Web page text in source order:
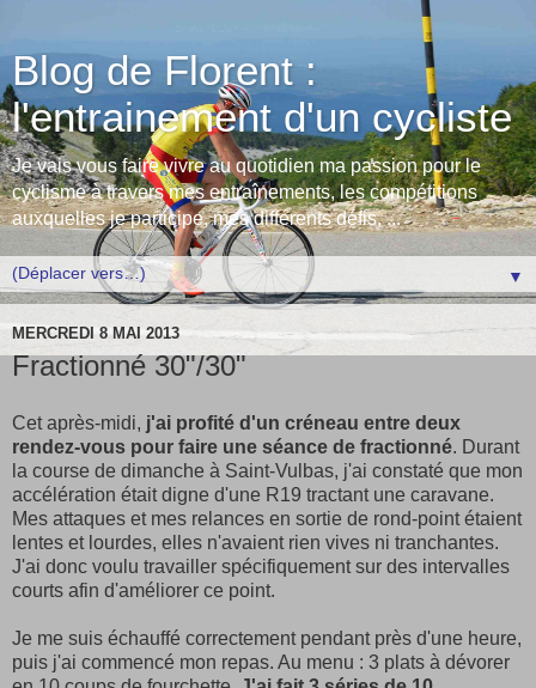
Blog de Florent :
l'entrainement d'un cycliste
Je vais vous faire vivre au quotidien ma passion pour le
cyclisme à travers mes entraînements, les compétitions
auxquelles je participe, mes différents défis, ...
▼
MERCREDI 8 MAI 2013
Fractionné 30"/30"
Cet après-midi, j'ai profité d'un créneau entre deux
rendez-vous pour faire une séance de fractionné. Durant
la course de dimanche à Saint-Vulbas, j'ai constaté que mon
accélération était digne d'une R19 tractant une caravane.
Mes attaques et mes relances en sortie de rond-point étaient
lentes et lourdes, elles n'avaient rien vives ni tranchantes.
J'ai donc voulu travailler spécifiquement sur des intervalles
courts afin d'améliorer ce point.
Je me suis échauffé correctement pendant près d'une heure,
puis j'ai commencé mon repas. Au menu : 3 plats à dévorer